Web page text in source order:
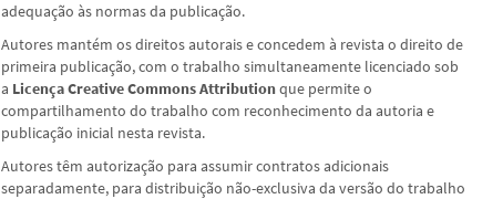
adequação às normas da publicação.
Autores mantém os direitos autorais e concedem à revista o direito de
primeira publicação, com o trabalho simultaneamente licenciado sob
a Licença Creative Commons Attributionque permite o
compartilhamento do trabalho com reconhecimento da autoria e
publicação inicial nesta revista.
Autores têm autorização para assumir contratos adicionais
separadamente, para distribuição não-exclusiva da versão do trabalho